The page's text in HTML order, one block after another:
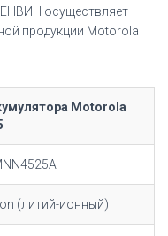
осуществляет
продукции Motorola
Motorola
Ion (литий-ионный)